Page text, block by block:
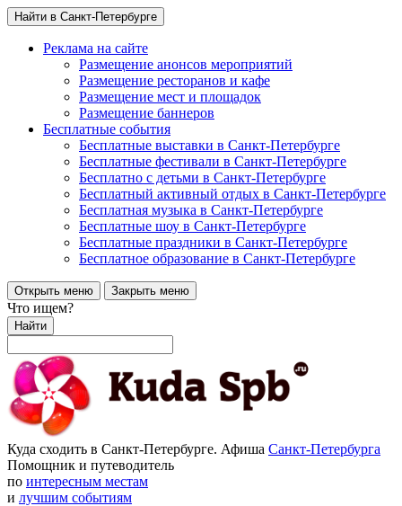
Найти в Санкт-Петербурге
Реклама на сайте
Размещение анонсов мероприятий
Размещение ресторанов и кафе
Размещение мест и площадок
Размещение баннеров
Бесплатные события
Бесплатные выставки в Санкт-Петербурге
Бесплатные фестивали в Санкт-Петербурге
Бесплатно с детьми в Санкт-Петербурге
Бесплатный активный отдых в Санкт-Петербурге
Бесплатная музыка в Санкт-Петербурге
Бесплатные шоу в Санкт-Петербурге
Бесплатные праздники в Санкт-Петербурге
Бесплатное образование в Санкт-Петербурге
Открыть меню Закрыть меню
Что ищем?
Найти
Куда сходить в Санкт-Петербурге. Афиша Санкт-Петербурга
Помощник и путеводитель
по интересным местам
и лучшим событиям